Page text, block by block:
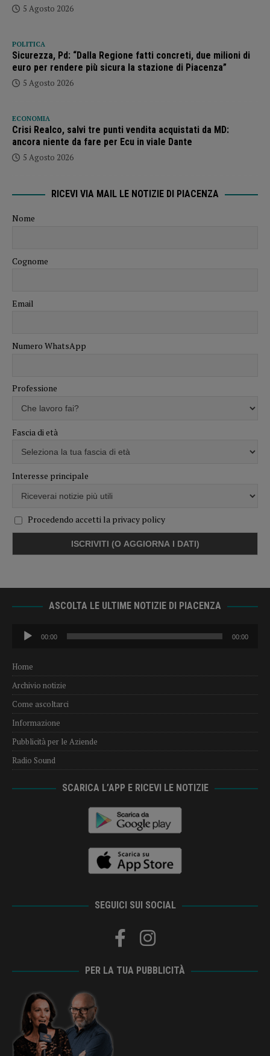
5 Agosto 2026
POLITICA
Sicurezza, Pd: “Dalla Regione fatti concreti, due milioni di
euro per rendere più sicura la stazione di Piacenza”
5 Agosto 2026
ECONOMIA
Crisi Realco, salvi tre punti vendita acquistati da MD:
ancora niente da fare per Ecu in viale Dante
5 Agosto 2026
RICEVI VIA MAIL LE NOTIZIE DI PIACENZA
Nome
Cognome
Email
Numero WhatsApp
Professione
Fascia di età
Interesse principale
Procedendo accetti la privacy policy
ASCOLTA LE ULTIME NOTIZIE DI PIACENZA
Audio
Player
00:00 00:00
Home
Archivio notizie
Come ascoltarci
Informazione
Pubblicità per le Aziende
Radio Sound
SCARICA L’APP E RICEVI LE NOTIZIE
SEGUICI SUI SOCIAL
PER LA TUA PUBBLICITÀ